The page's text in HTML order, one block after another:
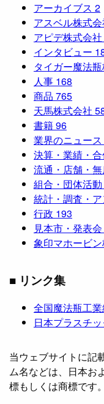
アーカイブス 2
アスベル株式
アピデ株式会社
インタビュー
タイガー魔法
人事 168
商品 765
天馬株式会社
書籍96
業界のニュース
決算・業績・
流通・店舗・
組合・団体活動
統計・調査・ア
行政 193
見本市・発表
象印マホービ
■ リンク集
全国魔法瓶工
日本プラスチ
当ウェブサイトに記
ム名などは、日本お
標もしくは商標です。